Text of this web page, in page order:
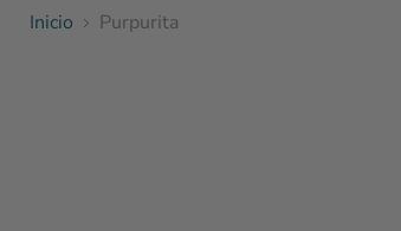
Inicio Purpurita